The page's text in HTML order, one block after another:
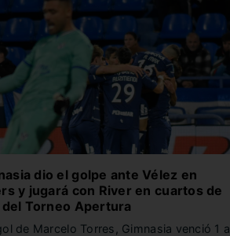
dio el golpe ante Vélez en
y jugará con River en cuartos de
Torneo Apertura
de Marcelo Torres, Gimnasia venció 1 a